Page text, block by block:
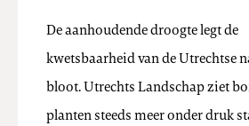
De aanhoudende droogte legt de
kwetsbaarheid van de Utrechtse
bloot. Utrechts Landschap ziet
planten steeds meer onder druk